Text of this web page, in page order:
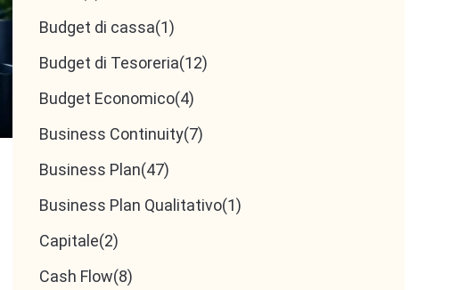
Budget di cassa(1)
Budget di Tesoreria(12)
Budget Economico(4)
Business Continuity(7)
Business Plan(47)
Business Plan Qualitativo(1)
Capitale(2)
Cash Flow(8)